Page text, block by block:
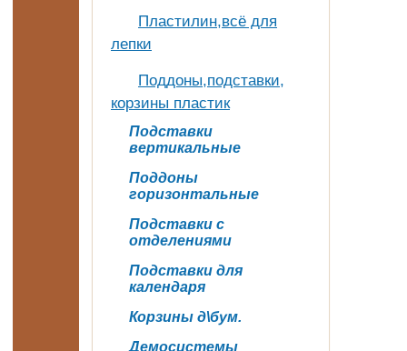
Пластилин,всё для
лепки
Поддоны,подставки,
корзины пластик
Подставки
вертикальные
Поддоны
горизонтальные
Подставки с
отделениями
Подставки для
календаря
Корзины д\бум.
Демосистемы